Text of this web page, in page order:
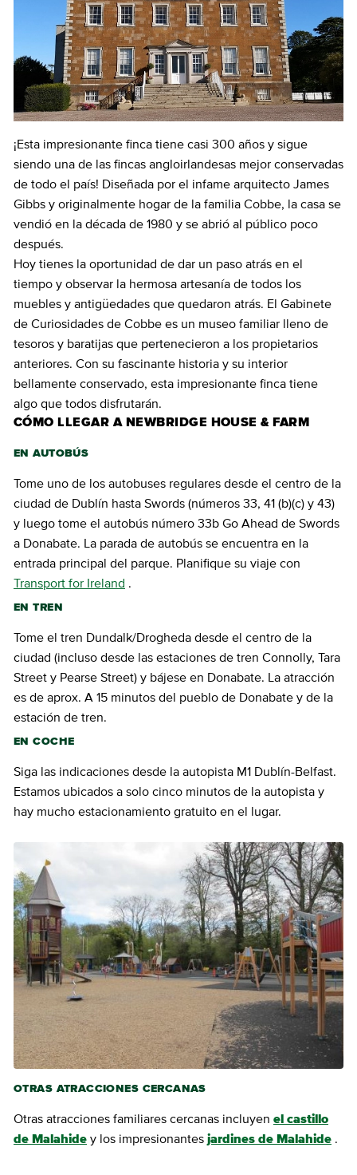
¡Esta impresionante finca tiene casi 300 años y sigue
siendo una de las fincas angloirlandesas mejor conservadas
de todo el país! Diseñada por el infame arquitecto James
Gibbs y originalmente hogar de la familia Cobbe, la casa se
vendió en la década de 1980 y se abrió al público poco
después.
Hoy tienes la oportunidad de dar un paso atrás en el
tiempo y observar la hermosa artesanía de todos los
muebles y antigüedades que quedaron atrás. El Gabinete
de Curiosidades de Cobbe es un museo familiar lleno de
tesoros y baratijas que pertenecieron a los propietarios
anteriores. Con su fascinante historia y su interior
bellamente conservado, esta impresionante finca tiene
algo que todos disfrutarán.
CÓMO LLEGAR A NEWBRIDGE HOUSE & FARM
EN AUTOBÚS
Tome uno de los autobuses regulares desde el centro de la
ciudad de Dublín hasta Swords (números 33, 41 (b)(c) y 43)
y luego tome el autobús número 33b Go Ahead de Swords
a Donabate. La parada de autobús se encuentra en la
entrada principal del parque. Planifique su viaje con
Transport for Ireland .
EN TREN
Tome el tren Dundalk/Drogheda desde el centro de la
ciudad (incluso desde las estaciones de tren Connolly, Tara
Street y Pearse Street) y bájese en Donabate. La atracción
es de aprox. A 15 minutos del pueblo de Donabate y de la
estación de tren.
EN COCHE
Siga las indicaciones desde la autopista M1 Dublín-Belfast.
Estamos ubicados a solo cinco minutos de la autopista y
hay mucho estacionamiento gratuito en el lugar.
OTRAS ATRACCIONES CERCANAS
Otras atracciones familiares cercanas incluyen el castillo
de Malahide y los impresionantes jardines de Malahide .